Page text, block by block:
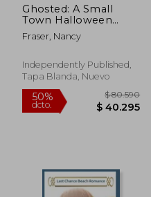
Ghosted: A Small
Town Halloween
Romance (en Inglés)
Fraser, Nancy
Independently Published,
Tapa Blanda, Nuevo